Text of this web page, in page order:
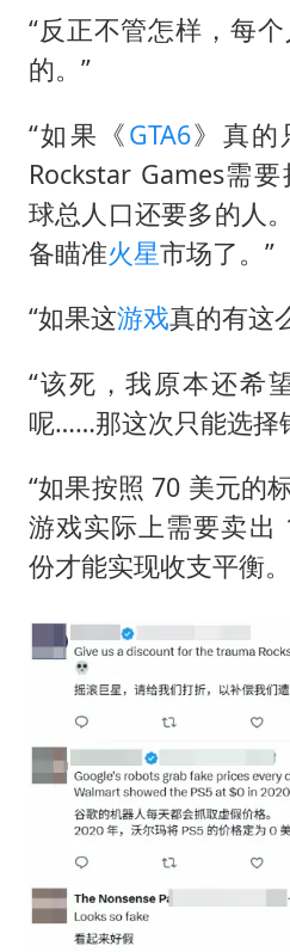
“反正不管怎样，每
的。”
“如果《GTA6》真的
Rockstar Games需
球总人口还要多的人
备瞄准火星市场了。”
“如果这游戏真的有这
“该死，我原本还希
呢……那这次只能选择
“如果按照 70 美元的
游戏实际上需要卖出
份才能实现收支平衡